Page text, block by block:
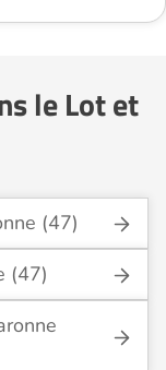
le Lot et
(47)
(47)